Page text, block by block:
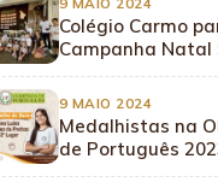
Colégio Carmo
Campanha Natal
9 MAIO 2024
Medalhistas na
de Português